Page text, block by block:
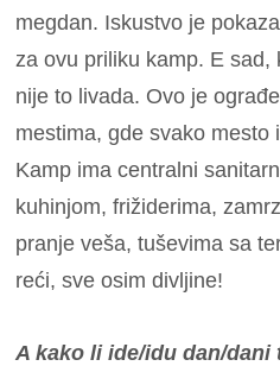
megdan. Iskustvo je
za ovu priliku kamp. E
nije to livada. Ovo je
mestima, gde svako mesto
Kamp ima centralni
kuhinjom, frižiderima,
pranje veša, tuševima sa
reći, sve osim divljine!
A kako li ide/idu dan/dani